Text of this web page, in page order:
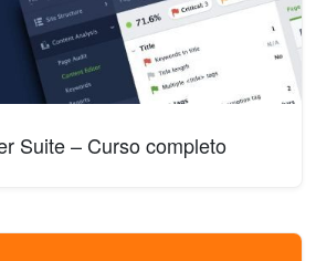
Suite – Curso completo